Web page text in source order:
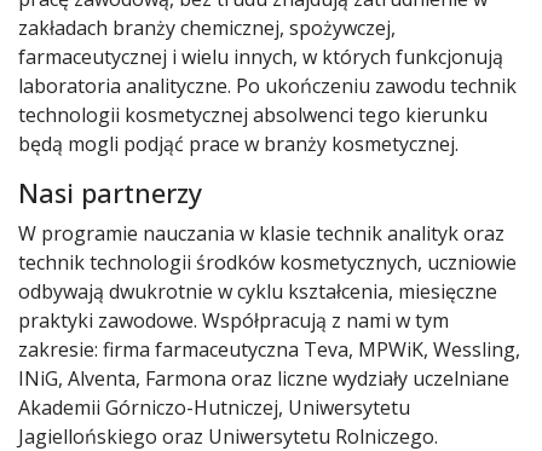
zakładach branży chemicznej, spożywczej,
farmaceutycznej i wielu innych, w których funkcjonują
laboratoria analityczne. Po ukończeniu zawodu technik
technologii kosmetycznej absolwenci tego kierunku
będą mogli podjąć prace w branży kosmetycznej.
Nasi partnerzy
W programie nauczania w klasie technik analityk oraz
technik technologii środków kosmetycznych, uczniowie
odbywają dwukrotnie w cyklu kształcenia, miesięczne
praktyki zawodowe. Współpracują z nami w tym
zakresie: firma farmaceutyczna Teva, MPWiK, Wessling,
INiG, Alventa, Farmona oraz liczne wydziały uczelniane
Akademii Górniczo-Hutniczej, Uniwersytetu
Jagiellońskiego oraz Uniwersytetu Rolniczego.